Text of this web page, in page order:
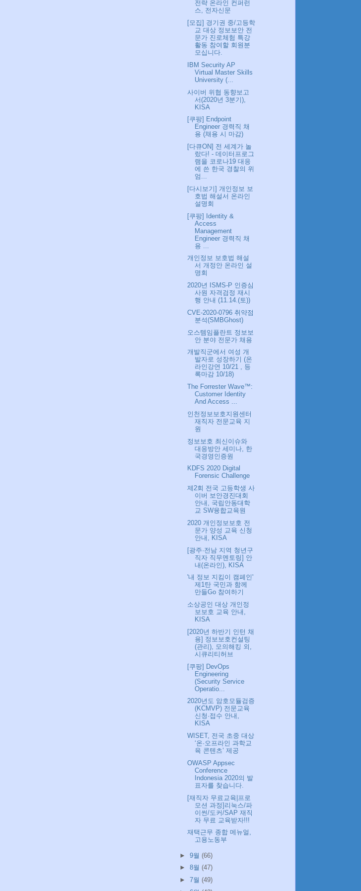
전략 온라인 컨퍼런
스, 전자신문
[모집] 경기권 중/고등학
교 대상 정보보안 전
문가 진로체험 특강
활동 참여할 회원분
모십니다.
IBM Security AP
Virtual Master Skills
University (...
사이버 위협 동향보고
서(2020년 3분기),
KISA
[쿠팡] Endpoint
Engineer 경력직 채
용 (채용 시 마감)
[다큐ON] 전 세계가 놀
랐다! - 데이터프로그
램을 코로나19 대응
에 쓴 한국 경찰의 위
엄...
[다시보기] 개인정보 보
호법 해설서 온라인
설명회
[쿠팡] Identity &
Access
Management
Engineer 경력직 채
용 ...
개인정보 보호법 해설
서 개정안 온라인 설
명회
2020년 ISMS-P 인증심
사원 자격검정 재시
행 안내 (11.14.(토))
CVE-2020-0796 취약점
분석(SMBGhost)
오스템임플란트 정보보
안 분야 전문가 채용
개발직군에서 여성 개
발자로 성장하기 (온
라인강연 10/21 , 등
록마감 10/18)
The Forrester Wave™:
Customer Identity
And Access ...
인천정보보호지원센터
재직자 전문교육 지
원
정보보호 최신이슈와
대응방안 세미나, 한
국경영인증원
KDFS 2020 Digital
Forensic Challenge
제2회 전국 고등학생 사
이버 보안경진대회
안내, 국립안동대학
교 SW융합교육원
2020 개인정보보호 전
문가 양성 교육 신청
안내, KISA
[광주·전남 지역 청년구
직자 직무멘토링] 안
내(온라인), KISA
'내 정보 지킴이 캠페인'
제1탄 국민과 함께
만들Go 참여하기
소상공인 대상 개인정
보보호 교육 안내,
KISA
[2020년 하반기 인턴 채
용] 정보보호컨설팅
(관리), 모의해킹 외,
시큐리티허브
[쿠팡] DevOps
Engineering
(Security Service
Operatio...
2020년도 암호모듈검증
(KCMVP) 전문교육
신청·접수 안내,
KISA
WISET, 전국 초중 대상
‘온·오프라인 과학교
육 콘텐츠’ 제공
OWASP Appsec
Conference
Indonesia 2020의 발
표자를 찾습니다.
[재직자 무료교육|프로
모션 과정]리눅스/파
이썬/도커/SAP 재직
자 무료 교육받자!!!
재택근무 종합 메뉴얼,
고용노동부
► 9월 (66)
► 8월 (47)
► 7월 (49)